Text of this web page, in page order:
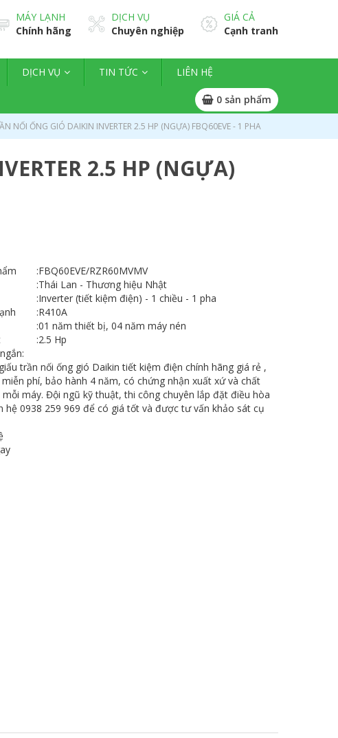
MÁY LẠNH
Chính hãng
DỊCH VỤ
Chuyên nghiệp
GIÁ CẢ
Cạnh tranh
DỊCH VỤ TIN TỨC LIÊN HỆ
0 sản phẩm
NỐI ỐNG GIÓ DAIKIN INVERTER 2.5 HP (NGỰA) FBQ60EVE - 1 PHA
2.5 HP (NGỰA)
:FBQ60EVE/RZR60MVMV
:Thái Lan - Thương hiệu Nhật
:Inverter (tiết kiệm điện) - 1 chiều - 1 pha
:R410A
:01 năm thiết bị, 04 năm máy nén
:2.5 Hp
trần nối ống gió Daikin tiết kiệm điện chính hãng giá rẻ ,
phí, bảo hành 4 năm, có chứng nhận xuất xứ và chất
máy. Đội ngũ kỹ thuật, thi công chuyên lắp đặt điều hòa
hệ 0938 259 969 để có giá tốt và được tư vấn khảo sát cụ